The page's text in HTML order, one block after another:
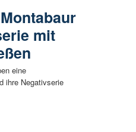
mit
eine
ihre Negativserie